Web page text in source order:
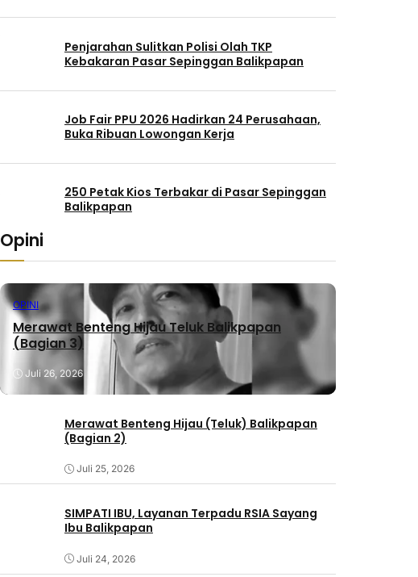
Penjarahan Sulitkan Polisi Olah TKP
Kebakaran Pasar Sepinggan Balikpapan
Job Fair PPU 2026 Hadirkan 24 Perusahaan,
Buka Ribuan Lowongan Kerja
250 Petak Kios Terbakar di Pasar Sepinggan
Balikpapan
Opini
OPINI
Merawat Benteng Hijau Teluk Balikpapan
(Bagian 3)
Juli 26, 2026
Merawat Benteng Hijau (Teluk) Balikpapan
(Bagian 2)
Juli 25, 2026
SIMPATI IBU, Layanan Terpadu RSIA Sayang
Ibu Balikpapan
Juli 24, 2026